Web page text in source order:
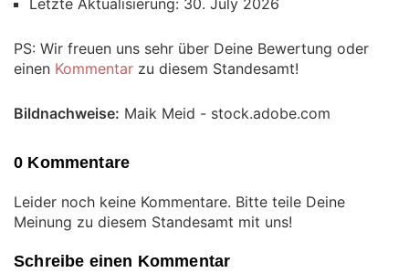
Letzte Aktualisierung: 30. July 2026
PS: Wir freuen uns sehr über Deine Bewertung oder
einen Kommentar zu diesem Standesamt!
Bildnachweise: Maik Meid - stock.adobe.com
0 Kommentare
Leider noch keine Kommentare. Bitte teile Deine
Meinung zu diesem Standesamt mit uns!
Schreibe einen Kommentar